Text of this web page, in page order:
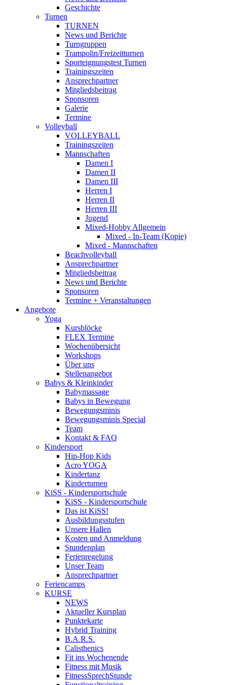
Geschichte
Turnen
TURNEN
News und Berichte
Turngruppen
Trampolin/Freizeitturnen
Sporteignungstest Turnen
Trainingszeiten
Ansprechpartner
Mitgliedsbeitrag
Sponsoren
Galerie
Termine
Volleyball
VOLLEYBALL
Trainingszeiten
Mannschaften
Damen I
Damen II
Damen III
Herren I
Herren II
Herren III
Jugend
Mixed-Hobby Allgemein
Mixed - In-Team (Kopie)
Mixed - Mannschaften
Beachvolleyball
Ansprechpartner
Mitgliedsbeitrag
News und Berichte
Sponsoren
Termine + Veranstaltungen
Angebote
Yoga
Kursblöcke
FLEX Termine
Wochenübersicht
Workshops
Über uns
Stellenangebot
Babys & Kleinkinder
Babymassage
Babys in Bewegung
Bewegungsminis
Bewegungsminis Special
Team
Kontakt & FAQ
Kindersport
Hip-Hop Kids
Acro YOGA
Kindertanz
Kinderturnen
KiSS - Kindersportschule
KiSS - Kindersportschule
Das ist KiSS!
Ausbildungsstufen
Unsere Hallen
Kosten und Anmeldung
Stundenplan
Ferienregelung
Unser Team
Ansprechpartner
Feriencamps
KURSE
NEWS
Aktueller Kursplan
Punktekarte
Hybrid Training
B.A.R.S.
Calisthenics
Fit ins Wochenende
Fitness mit Musik
FitnessSprechStunde